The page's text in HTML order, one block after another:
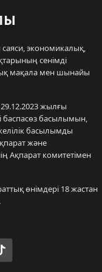
саяси, экономикалық,
сенімді
мақала мен шынайы
29.12.2023 жылғы
баспасөз басылымын,
басылымды
және
Ақпарат комитетімен
өнімдері 18 жастан